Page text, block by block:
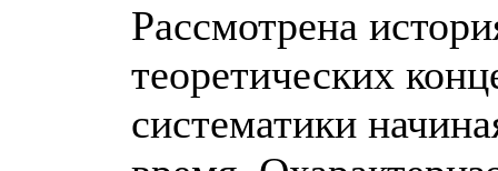
Рассмотрена
теоретических
систематики